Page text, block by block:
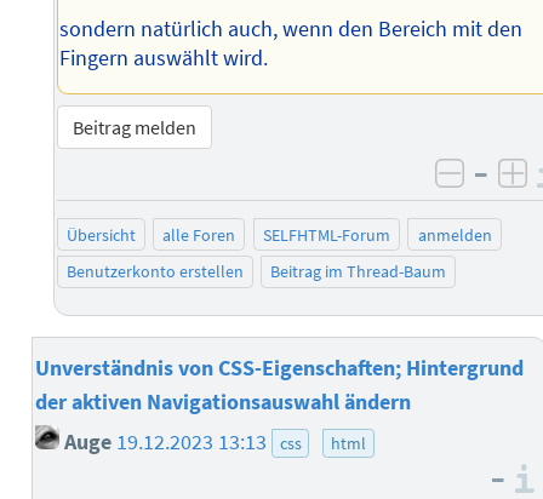
sondern natürlich auch, wenn den Bereich mit den
Fingern auswählt wird.
Beitrag melden
–
Übersicht alle Foren SELFHTML-Forum
anmelden
Benutzerkonto erstellen
Beitrag im Thread-Baum
Unverständnis von CSS-Eigenschaften; Hintergrund
der aktiven Navigationsauswahl ändern
Auge 19.12.2023 13:13 css html
–